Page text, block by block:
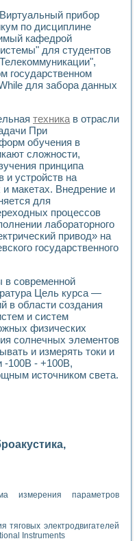
прибор
по дисциплине
кафедрой
для студентов
государственном
для забора данных
техникав отрасли
При
обучения в
сложности,
принципа
и устройств на
макетах. Внедрение и
для
процессов
лабораторного
привод» на
государственного
в современной
Цель курса —
в области создания
и систем
физических
солнечных элементов
и измерять токи и
-100В - +100В,
источником света.
измерения параметров
тяговых электродвигателей
Instruments